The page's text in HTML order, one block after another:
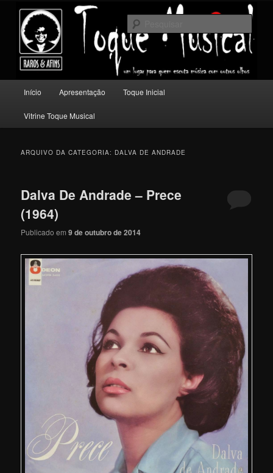
conteúdo
principal
conteúdo
secundário
Toque Musical
Um lugar para quem escuta música com outros olhos.
principal
Início Apresentação Toque Inicial
Vitrine Toque Musical
ARQUIVO DA CATEGORIA: DALVA DE ANDRADE
Dalva De Andrade – Prece
(1964)
Publicado em9 de outubro de 2014